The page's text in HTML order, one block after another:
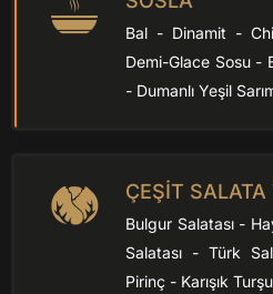
Bal - Dinamit -
Demi-Glace Sosu -
- Dumanlı Yeşil
ÇEŞİT SALATA
Bulgur Salatası -
Salatası - Türk
Pirinç - Karışık